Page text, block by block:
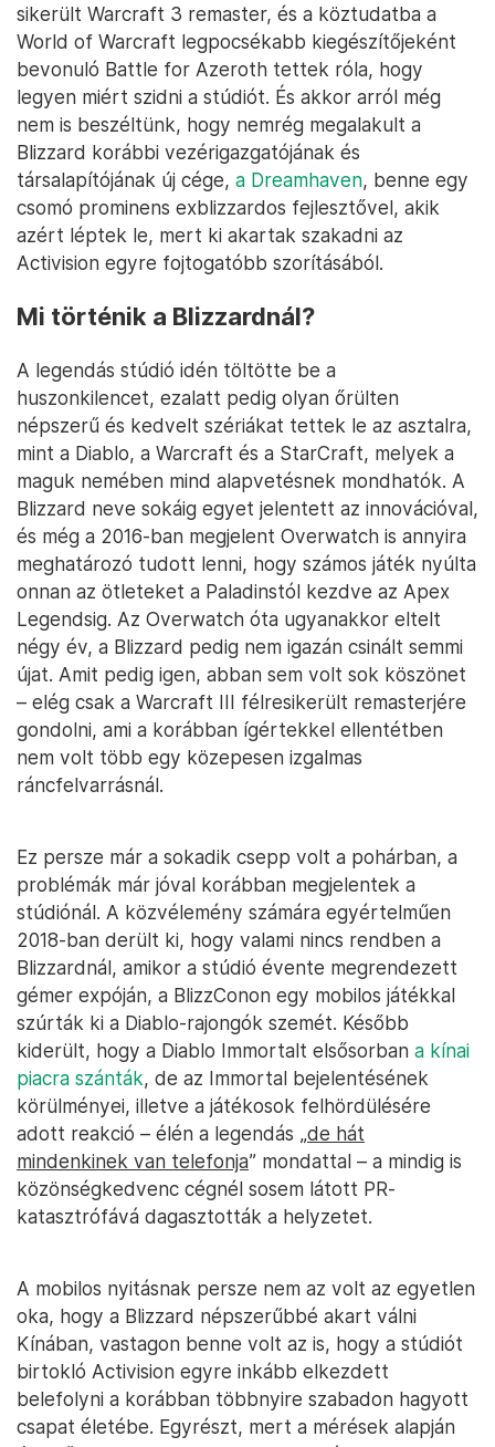
sikerült Warcraft 3 remaster, és a köztudatba a
World of Warcraft legpocsékabb kiegészítőjeként
bevonuló Battle for Azeroth tettek róla, hogy
legyen miért szidni a stúdiót. És akkor arról még
nem is beszéltünk, hogy nemrég megalakult a
Blizzard korábbi vezérigazgatójának és
társalapítójának új cége, a Dreamhaven, benne egy
csomó prominens exblizzardos fejlesztővel, akik
azért léptek le, mert ki akartak szakadni az
Activision egyre fojtogatóbb szorításából.
Mi történik a Blizzardnál?
A legendás stúdió idén töltötte be a
huszonkilencet, ezalatt pedig olyan őrülten
népszerű és kedvelt szériákat tettek le az asztalra,
mint a Diablo, a Warcraft és a StarCraft, melyek a
maguk nemében mind alapvetésnek mondhatók. A
Blizzard neve sokáig egyet jelentett az innovációval,
és még a 2016-ban megjelent Overwatch is annyira
meghatározó tudott lenni, hogy számos játék nyúlta
onnan az ötleteket a Paladinstól kezdve az Apex
Legendsig. Az Overwatch óta ugyanakkor eltelt
négy év, a Blizzard pedig nem igazán csinált semmi
újat. Amit pedig igen, abban sem volt sok köszönet
– elég csak a Warcraft III félresikerült remasterjére
gondolni, ami a korábban ígértekkel ellentétben
nem volt több egy közepesen izgalmas
ráncfelvarrásnál.
Ez persze már a sokadik csepp volt a pohárban, a
problémák már jóval korábban megjelentek a
stúdiónál. A közvélemény számára egyértelműen
2018-ban derült ki, hogy valami nincs rendben a
Blizzardnál, amikor a stúdió évente megrendezett
gémer expóján, a BlizzConon egy mobilos játékkal
szúrták ki a Diablo-rajongók szemét. Később
kiderült, hogy a Diablo Immortalt elsősorban a kínai
piacra szánták, de az Immortal bejelentésének
körülményei, illetve a játékosok felhördülésére
adott reakció – élén a legendás „de hát
mindenkinek van telefonja” mondattal – a mindig is
közönségkedvenc cégnél sosem látott PR-
katasztrófává dagasztották a helyzetet.
A mobilos nyitásnak persze nem az volt az egyetlen
oka, hogy a Blizzard népszerűbbé akart válni
Kínában, vastagon benne volt az is, hogy a stúdiót
birtokló Activision egyre inkább elkezdett
belefolyni a korábban többnyire szabadon hagyott
csapat életébe. Egyrészt, mert a mérések alapján